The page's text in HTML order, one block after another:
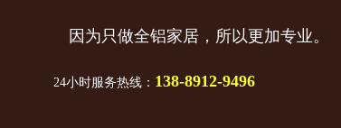
因为只做全铝家居，所以更加专业。
24小时服务热线： 138-8912-9496